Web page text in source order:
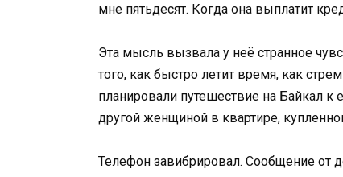
мне пятьдесят. Когда она выплатит
Эта мысль вызвала у неё странное
того, как быстро летит время, как
планировали путешествие на Байкал к
другой женщиной в квартире,
Телефон завибрировал. Сообщение от